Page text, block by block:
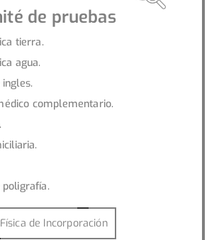
de pruebas
tierra.
agua.
complementario.
poligrafía.
de Incorporación